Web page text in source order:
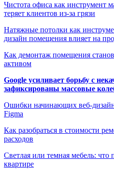
Чистота офиса как инструмент
теряет клиентов из-за грязи
Натяжные потолки как
дизайн помещения влияет на
Как демонтаж помещения
активом
Google усиливает борьбу с
зафиксированы массовые
Ошибки начинающих веб-
Figma
Как разобраться в стоимости
расходов
Светлая или темная мебель: что
квартире